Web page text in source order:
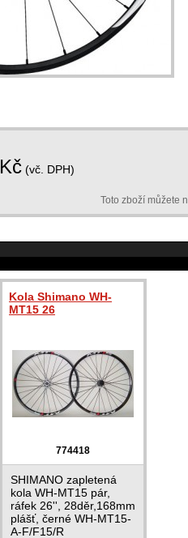
Kč (vč. DPH)
Toto zboží můžete
Kola Shimano WH-
MT15 26
774418
SHIMANO zapletená
kola WH-MT15 pár,
ráfek 26'', 28děr,168mm
plášť, černé WH-MT15-
A-F/F15/R